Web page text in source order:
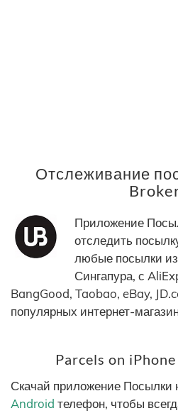
Отслеживание
Приложение
отследить
любые посылки из
Сингапура, с
BangGood, Taobao, eBay,
популярных интернет-
Parcels on
Скачай приложение Посылки
Android телефон, чтобы